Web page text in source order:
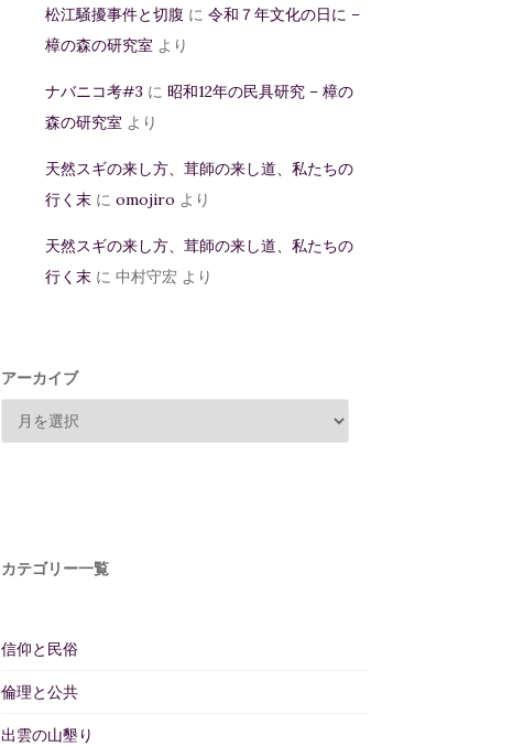
松江騒擾事件と切腹 に 令和７年文化の日に –
樟の森の研究室 より
ナバニコ考#3 に 昭和12年の民具研究 – 樟の
森の研究室 より
天然スギの来し方、茸師の来し道、私たちの
行く末に omojiro より
天然スギの来し方、茸師の来し道、私たちの
行く末に 中村守宏 より
アーカイブ
カテゴリー一覧
信仰と民俗
倫理と公共
出雲の山墾り